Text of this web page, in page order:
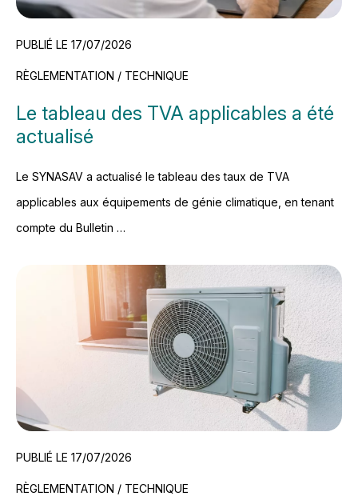
PUBLIÉ LE 17/07/2026
RÈGLEMENTATION / TECHNIQUE
Le tableau des TVA applicables a été
actualisé
Le SYNASAV a actualisé le tableau des taux de TVA
applicables aux équipements de génie climatique, en tenant
compte du Bulletin …
PUBLIÉ LE 17/07/2026
RÈGLEMENTATION / TECHNIQUE